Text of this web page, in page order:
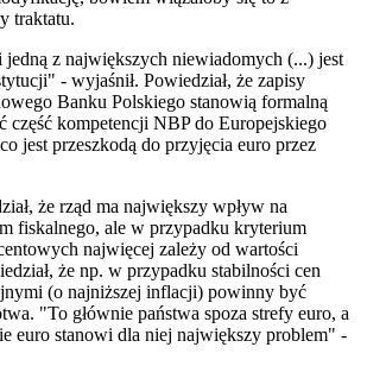
traktatu.
z największych niewiadomych (...) jest
- wyjaśnił. Powiedział, że zapisy
Banku Polskiego stanowią formalną
część kompetencji NBP do Europejskiego
jest przeszkodą do przyjęcia euro przez
że rząd ma największy wpływ na
fiskalnego, ale w przypadku kryterium
najwięcej zależy od wartości
że np. w przypadku stabilności cen
(o najniższej inflacji) powinny być
"To głównie państwa spoza strefy euro, a
euro stanowi dla niej największy problem" -